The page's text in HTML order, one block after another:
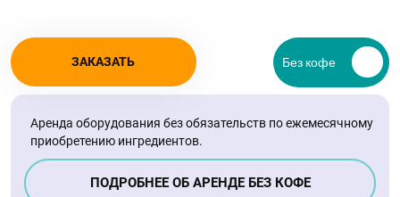
ЗАКАЗАТЬ
Аренда оборудования без обязательств по ежемесячному
приобретению ингредиентов.
ПОДРОБНЕЕ ОБ АРЕНДЕ БЕЗ КОФЕ